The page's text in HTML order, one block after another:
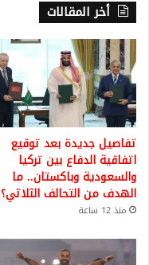
أخر المقالات
تفاصيل جديدة بعد توقيع
اتفاقية الدفاع بين تركيا
والسعودية وباكستان.. ما
الهدف من التحالف الثلاثي؟
منذ 12 ساعة